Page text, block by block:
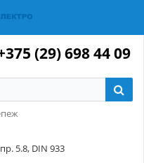
(29) 698 44 09
5.8, DIN 933